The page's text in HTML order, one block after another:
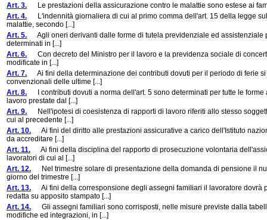
Art. 3. Le prestazioni della assicurazione contro le malattie sono estese ai
Art. 4. L'indennità giornaliera di cui al primo comma dell'art. 15 della legge
malattie, secondo [...]
Art. 5. Agli oneri derivanti dalle forme di tutela previdenziale ed assistenziale
determinati in [...]
Art. 6. Con decreto del Ministro per il lavoro e la previdenza sociale di
modificate in [...]
Art. 7. Ai fini della determinazione dei contributi dovuti per il periodo di ferie
convenzionali delle ultime [...]
Art. 8. I contributi dovuti a norma dell'art. 5 sono determinati per tutte le
lavoro prestate dal [...]
Art. 9. Nell'ipotesi di coesistenza di rapporti di lavoro riferiti allo stesso
cui al precedente [...]
Art. 10. Ai fini del diritto alle prestazioni assicurative a carico dell'Istituto
da accreditare [...]
Art. 11. Ai fini della disciplina del rapporto di prosecuzione volontaria
lavoratori di cui al [...]
Art. 12. Nel trimestre solare di presentazione della domanda di pensione il
giorno del trimestre [...]
Art. 13. Ai fini della corresponsione degli assegni familiari il lavoratore dovrà
redatta su apposito stampato [...]
Art. 14. Gli assegni familiari sono corrisposti, nelle misure previste dalla
modifiche ed integrazioni, in [...]